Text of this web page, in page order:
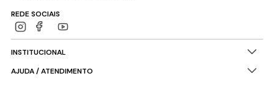
REDE SOCIAIS
INSTITUCIONAL
AJUDA / ATENDIMENTO